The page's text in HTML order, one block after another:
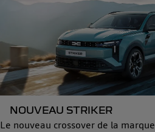
NOUVEAU STRIKER
Le nouveau crossover de la marque